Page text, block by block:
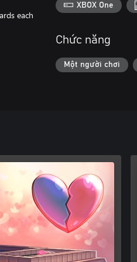
each
XBOX One
Chức năng
Một người chơi